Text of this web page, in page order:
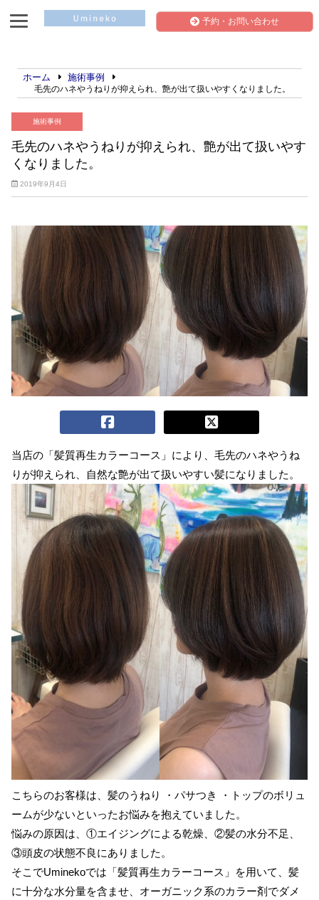
予約・お問い合わせ
ホーム 施術事例
毛先のハネやうねりが抑えられ、艶が出て扱いやすくなりました。
施術事例
毛先のハネやうねりが抑えられ、艶が出て扱いやす
くなりました。
2019年9月4日
当店の「髪質再生カラーコース」により、毛先のハネやうね
りが抑えられ、自然な艶が出て扱いやすい髪になりました。
こちらのお客様は、髪のうねり ・パサつき ・トップのボリュ
ームが少ないといったお悩みを抱えていました。
悩みの原因は、①エイジングによる乾燥、②髪の水分不足、
③頭皮の状態不良にありました。
そこでUminekoでは「髪質再生カラーコース」を用いて、髪
に十分な水分量を含ませ、オーガニック系のカラー剤でダメ